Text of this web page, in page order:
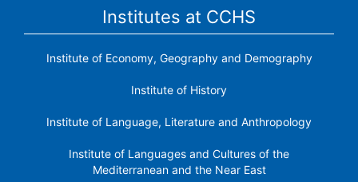
Institutes at CCHS
Institute of Economy, Geography and Demography
Institute of History
Institute of Language, Literature and Anthropology
Institute of Languages ​​and Cultures of the
Mediterranean and the Near East